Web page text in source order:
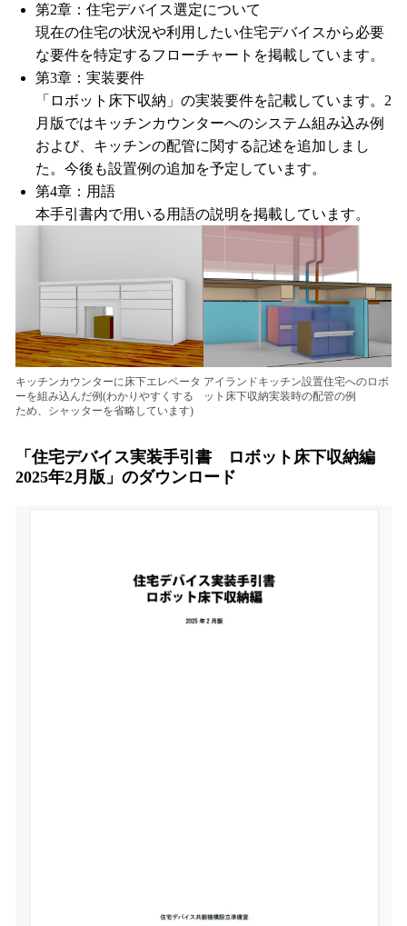
第2章：住宅デバイス選定について
現在の住宅の状況や利用したい住宅デバイスから必要
な要件を特定するフローチャートを掲載しています。
第3章：実装要件
「ロボット床下収納」の実装要件を記載しています。2
月版ではキッチンカウンターへのシステム組み込み例
および、キッチンの配管に関する記述を追加しまし
た。今後も設置例の追加を予定しています。
第4章：用語
本手引書内で用いる用語の説明を掲載しています。
キッチンカウンターに床下エレベータ
ーを組み込んだ例(わかりやすくする
ため、シャッターを省略しています)
アイランドキッチン設置住宅へのロボ
ット床下収納実装時の配管の例
「住宅デバイス実装手引書 ロボット床下収納編
2025年2月版」のダウンロード